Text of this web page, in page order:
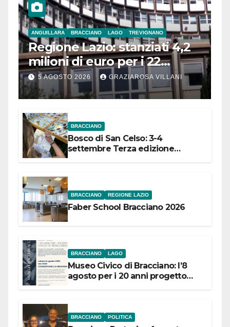
ANGUILLARA BRACCIANO LAGO TREVIGNANO
Regione Lazio: stanziati 4,2
milioni di euro per i 22
Comuni dell’Etruria
Meridionale
5 AGOSTO 2026 GRAZIAROSA VILLANI
BRACCIANO
Bosco di San Celso: 3-4
settembre Terza edizione
BRACCIANO REGIONE LAZIO
Faber School Bracciano 2026
BRACCIANO LAGO
Museo Civico di Bracciano: l’8
agosto per i 20 anni progetto
BRACCIANO POLITICA